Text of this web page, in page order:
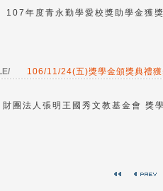
107年度青永勤學愛校獎助學金獲
106/11/24(五)獎學金頒獎典禮獲
財團法人張明王國秀文教基金會 獎